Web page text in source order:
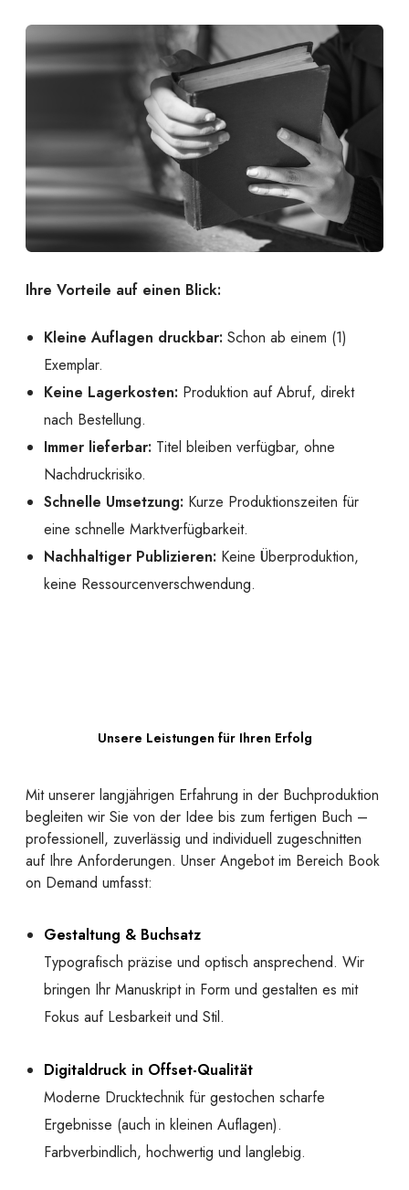
Ihre Vorteile auf einen Blick:
Kleine Auflagen druckbar: Schon ab einem (1)
Exemplar.
Keine Lagerkosten: Produktion auf Abruf, direkt
nach Bestellung.
Immer lieferbar: Titel bleiben verfügbar, ohne
Nachdruckrisiko.
Schnelle Umsetzung: Kurze Produktionszeiten für
eine schnelle Marktverfügbarkeit.
Nachhaltiger Publizieren: Keine Überproduktion,
keine Ressourcenverschwendung.
Unsere Leistungen für Ihren Erfolg
Mit unserer langjährigen Erfahrung in der Buchproduktion
begleiten wir Sie von der Idee bis zum fertigen Buch –
professionell, zuverlässig und individuell zugeschnitten
auf Ihre Anforderungen. Unser Angebot im Bereich Book
on Demand umfasst:
Gestaltung & Buchsatz
Typografisch präzise und optisch ansprechend. Wir
bringen Ihr Manuskript in Form und gestalten es mit
Fokus auf Lesbarkeit und Stil.
Digitaldruck in Offset-Qualität
Moderne Drucktechnik für gestochen scharfe
Ergebnisse (auch in kleinen Auflagen).
Farbverbindlich, hochwertig und langlebig.